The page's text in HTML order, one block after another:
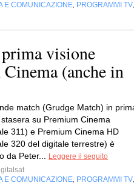
E COMUNICAZIONE PROGRAMMI TV
visione
(anche in
match (Grudge Match) in
su Premium Cinema
311) e Premium Cinema HD
320 del digitale terrestre) è
da Peter...
Leggere il seguito
E COMUNICAZIONE PROGRAMMI TV